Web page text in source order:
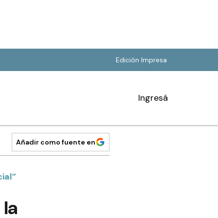
Edición Impresa
Ingresá
Añadir como fuente en